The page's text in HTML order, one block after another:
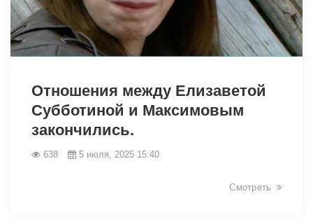
Отношения между Елизаветой
Субботиной и Максимовым
закончились.
638 5 июля, 2025 15:40
Смотреть